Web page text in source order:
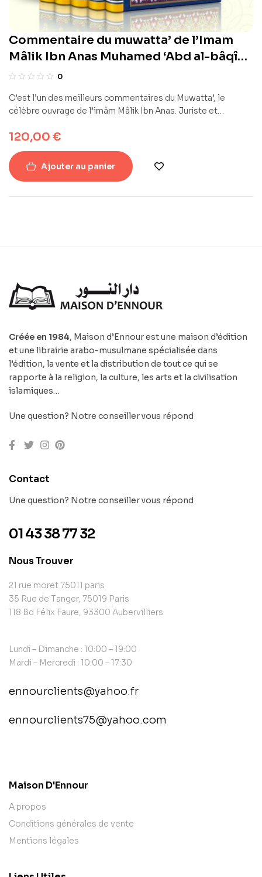
Commentaire du muwatta’ de l’Imam
Mâlik Ibn Anas Muhamed ‘Abd al-bâqî
Az-Zurqânî
0
C’est l’un des meilleurs commentaires du Muwatta’, le
célèbre ouvrage de l’imâm Mâlik Ibn Anas. Juriste et
(Zarkani-Zurqani-Zarqani )s’est attelé dans son commentaire
à expliquer notamment les termes des hadîth et les
prescriptions déduites de ces derniers.
120,00 €
Ajouter au panier
Créée en 1984, Maison d’Ennour est une maison d’édition
et une librairie arabo-musulmane spécialisée dans
l’édition, la vente et la distribution de tout ce qui se
rapporte à la religion, la culture, les arts et la civilisation
islamiques…
Une question? Notre conseiller vous répond
Contact
Une question? Notre conseiller vous répond
01 43 38 77 32
Nous Trouver
21 rue moret 75011 paris
35 Rue de Tanger, 75019 Paris
118 Bd Félix Faure, 93300 Aubervilliers
Lundi – Dimanche : 10:00 – 19:00
Mardi – Mercredi : 10:00 – 17:30
ennourclients@yahoo.fr
ennourclients75@yahoo.com
Maison D'Ennour
A propos
Conditions générales de vente
Mentions légales